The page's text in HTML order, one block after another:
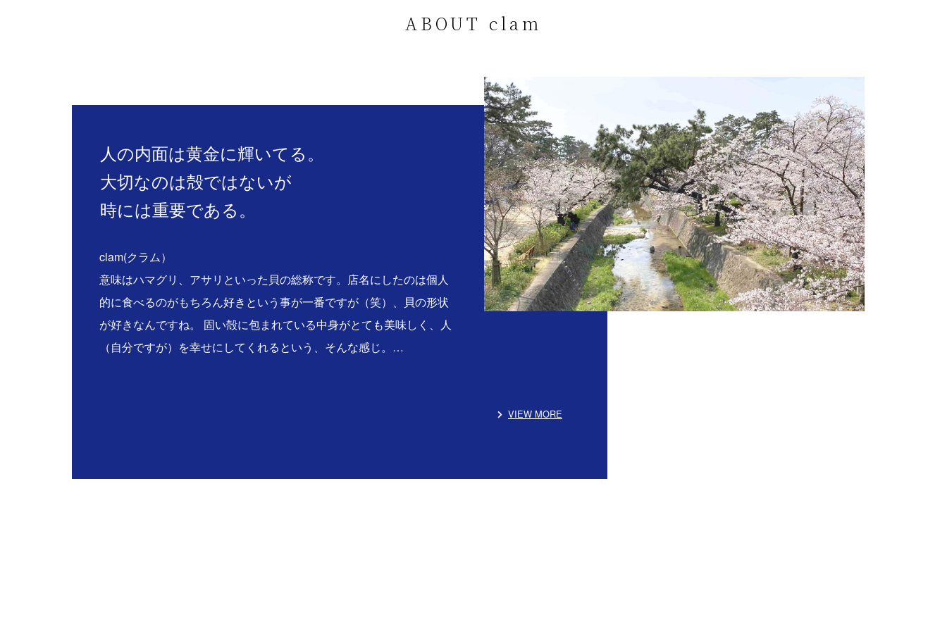
ABOUT clam
人の内面は黄金に輝いてる。
大切なのは殻ではないが
時には重要である。
clam(クラム）
意味はハマグリ、アサリといった貝の総称です。店名にしたのは個人
的に食べるのがもちろん好きという事が一番ですが（笑）、貝の形状
が好きなんですね。 固い殻に包まれている中身がとても美味しく、人
（自分ですが）を幸せにしてくれるという、そんな感じ。…
VIEW MORE